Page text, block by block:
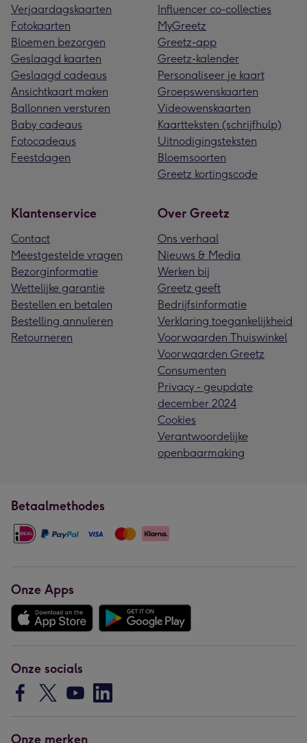
Verjaardagskaarten
Fotokaarten
Bloemen bezorgen
Geslaagd kaarten
Geslaagd cadeaus
Ansichtkaart maken
Ballonnen versturen
Baby cadeaus
Fotocadeaus
Feestdagen
Influencer co-collecties
MyGreetz
Greetz-app
Greetz-kalender
Personaliseer je kaart
Groepswenskaarten
Videowenskaarten
Kaartteksten (schrijfhulp)
Uitnodigingsteksten
Bloemsoorten
Greetz kortingscode
Klantenservice
Contact
Meestgestelde vragen
Bezorginformatie
Wettelijke garantie
Bestellen en betalen
Bestelling annuleren
Retourneren
Over Greetz
Ons verhaal
Nieuws & Media
Werken bij
Greetz geeft
Bedrijfsinformatie
Verklaring toegankelijkheid
Voorwaarden Thuiswinkel
Voorwaarden Greetz
Consumenten
Privacy - geupdate
december 2024
Cookies
Verantwoordelijke
openbaarmaking
Betaalmethodes
Onze Apps
Onze socials
Onze merken